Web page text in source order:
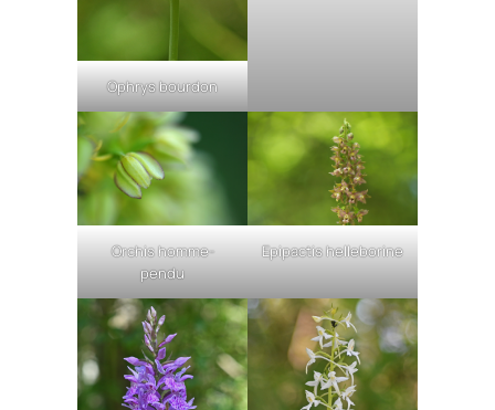
Ophrys bourdon
Orchis homme-
pendu
Epipactis helleborine